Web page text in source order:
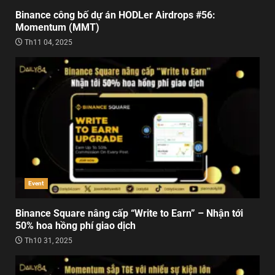
Binance công bố dự án HODLer Airdrops #56:
Momentum (MMT)
Th11 04, 2025
Event
Binance Square nâng cấp “Write to Earn” – Nhận tới
50% hoa hồng phí giao dịch
Th10 31, 2025